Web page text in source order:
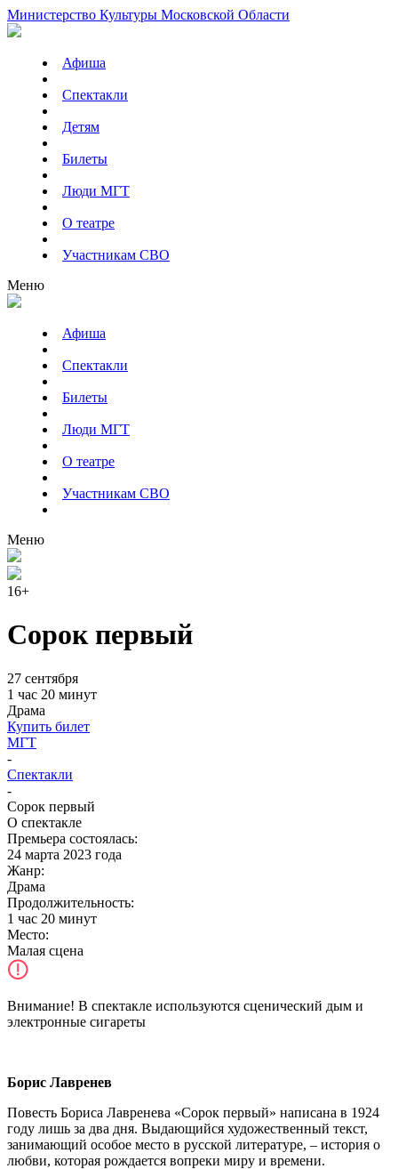
Министерство Культуры Московской Области
Афиша
Спектакли
Детям
Билеты
Люди МГТ
О театре
Участникам СВО
Меню
Афиша
Спектакли
Билеты
Люди МГТ
О театре
Участникам СВО
Меню
16+
Сорок первый
27 сентября
1 час 20 минут
Драма
Купить билет
МГТ
-
Спектакли
-
Сорок первый
О спектакле
Премьера состоялась:
24 марта 2023 года
Жанр:
Драма
Продолжительность:
1 час 20 минут
Место:
Малая сцена
Внимание! В спектакле используются сценический дым и
электронные сигареты
Борис Лавренев
Повесть Бориса Лавренева «Сорок первый» написана в 1924
году лишь за два дня. Выдающийся художественный текст,
занимающий особое место в русской литературе, – история о
любви, которая рождается вопреки миру и времени.